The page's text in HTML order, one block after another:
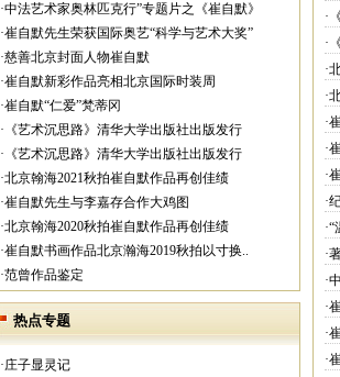
·中法艺术家奥林匹克行”专题片之《崔自默》
·崔自默先生荣获国际奥艺“科学与艺术大奖”
·慈善北京封面人物崔自默
·崔自默新彩作品亮相北京国际时装周
·崔自默“仁爱”梵蒂冈
·《艺术沉思路》清华大学出版社出版发行
·《艺术沉思路》清华大学出版社出版发行
·北京翰海2021秋拍崔自默作品再创佳绩
·崔自默先生与李嘉存合作大鸡图
·北京翰海2020秋拍崔自默作品再创佳绩
·崔自默书画作品北京瀚海2019秋拍以寸换..
·范曾作品鉴定
热点专题
·庄子显灵记
·
·
·
·
·
·
·
·
·
·
·
·
·